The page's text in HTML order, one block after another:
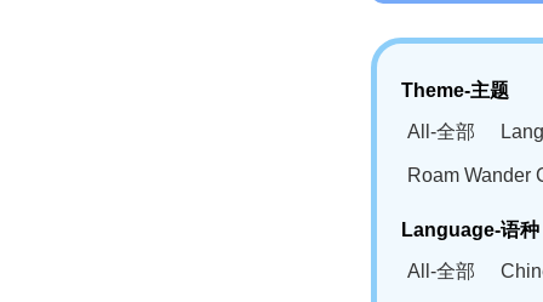
Theme-主题
All-全部
Roam Wander
Language-语种
All-全部